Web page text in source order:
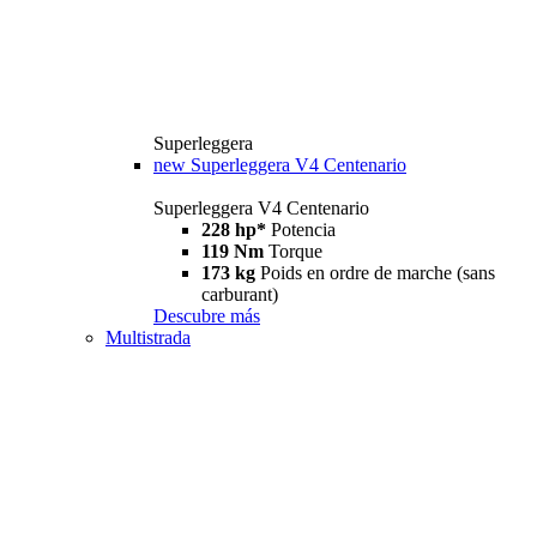
Superleggera
new Superleggera V4 Centenario
Superleggera V4 Centenario
228 hp* Potencia
119 Nm Torque
173 kg Poids en ordre de marche (sans
carburant)
Descubre más
Multistrada